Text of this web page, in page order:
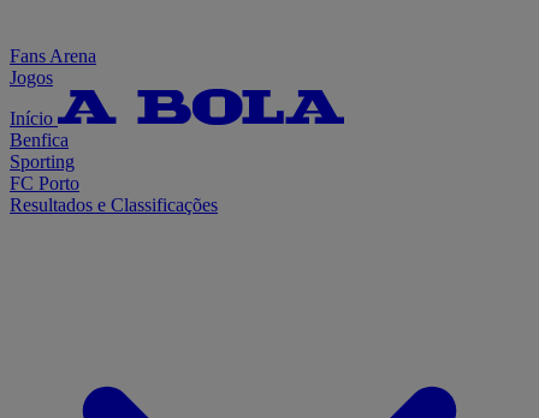
Fans Arena
Jogos
Início
Benfica
Sporting
FC Porto
Resultados e Classificações